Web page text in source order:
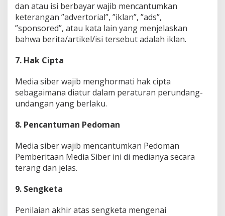
dan atau isi berbayar wajib mencantumkan
keterangan ”advertorial”, ”iklan”, ”ads”,
”sponsored”, atau kata lain yang menjelaskan
bahwa berita/artikel/isi tersebut adalah iklan.
7. Hak Cipta
Media siber wajib menghormati hak cipta
sebagaimana diatur dalam peraturan perundang-
undangan yang berlaku.
8. Pencantuman Pedoman
Media siber wajib mencantumkan Pedoman
Pemberitaan Media Siber ini di medianya secara
terang dan jelas.
9. Sengketa
Penilaian akhir atas sengketa mengenai